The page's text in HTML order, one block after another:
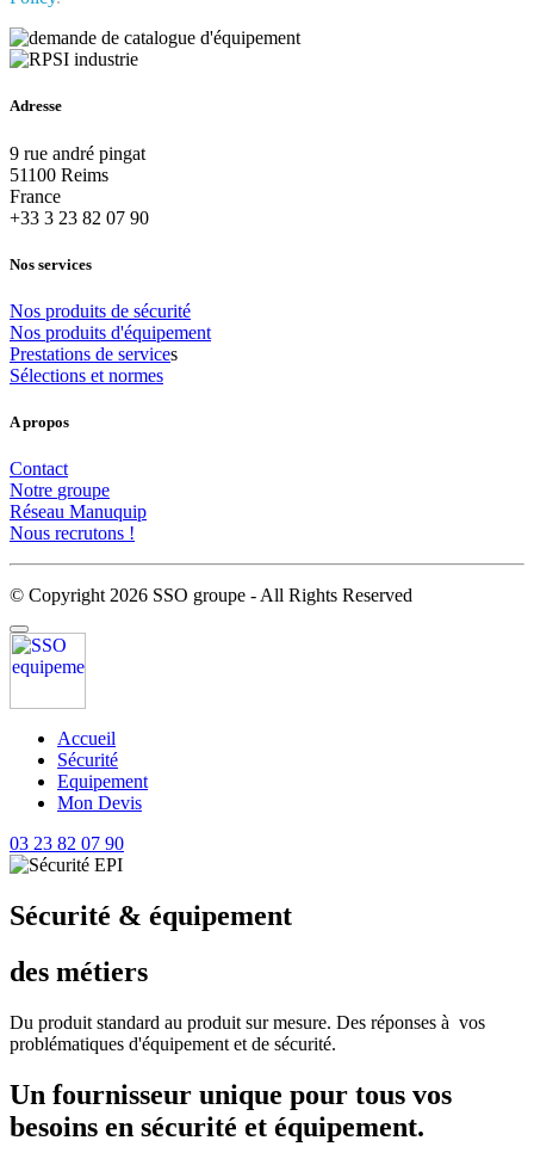
Adresse
9 rue andré pingat
51100 Reims
France
+33 3 23 82 07 90
Nos services
Nos produits de sécurité
Nos produits d'équipement
Prestations de services
Sélections et normes
A propos
Contact
Notre groupe
Réseau Manuquip
Nous recrutons !
© Copyright 2026 SSO groupe - All Rights Reserved
Accueil
Sécurité
Equipement
Mon Devis
03 23 82 07 90
Sécurité & équipement
des métiers
Du produit standard au produit sur mesure. Des réponses à vos
problématiques d'équipement et de sécurité.
Un fournisseur unique pour tous vos
besoins en sécurité et équipement.